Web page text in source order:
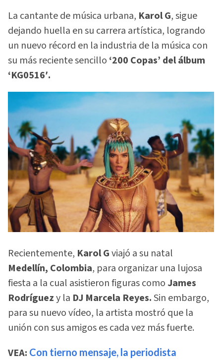
La cantante de música urbana, Karol G, sigue
dejando huella en su carrera artística, logrando
un nuevo récord en la industria de la música con
su más reciente sencillo ‘200 Copas’ del álbum
‘KG0516′.
Recientemente, Karol Gviajó a su natal
Medellín, Colombia, para organizar una lujosa
fiesta a la cual asistieron figuras comoJames
Rodríguezy la DJ Marcela Reyes.Sin embargo,
para su nuevo vídeo, la artista mostró que la
unión con sus amigos es cada vez más fuerte.
VEA: Con tierno mensaje, la periodista